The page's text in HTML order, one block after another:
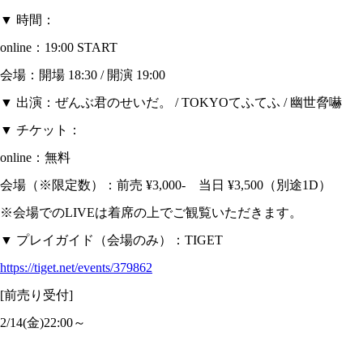
▼ 時間：
online：19:00 START
会場：開場 18:30 / 開演 19:00
▼ 出演：ぜんぶ君のせいだ。 / TOKYOてふてふ / 幽世脅嚇
▼ チケット：
online：無料
会場（※限定数）：前売 ¥3,000- 当日 ¥3,500（別途1D）
※会場でのLIVEは着席の上でご観覧いただきます。
▼ プレイガイド（会場のみ）：TIGET
https://tiget.net/events/379862
[前売り受付]
2/14(金)22:00～